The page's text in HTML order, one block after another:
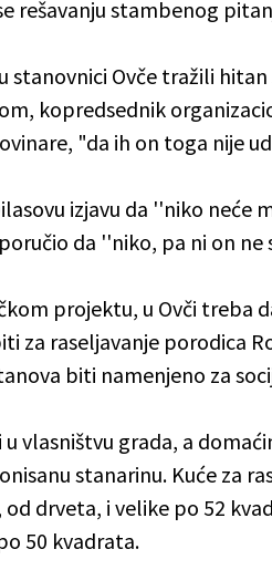
rešavanju stambenog
stanovnici Ovče tražili
kopredsednik
"da ih on toga nije
izjavu da ''niko neće
da ''niko, pa ni on ne
projektu, u Ovči treba
za raseljavanje porodica
biti namenjeno za
vlasništvu grada, a
stanarinu. Kuće za
drveta, i velike po 52
50 kvadrata.